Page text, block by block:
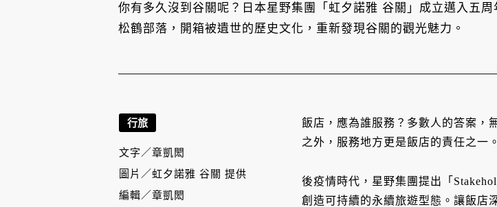
你有多久沒到谷關呢？日本星野集團「虹夕諾雅 谷關」成立邁入五
松鶴部落，開箱被遺世的歷史文化，重新發現谷關的觀光魅力。
飯店，應為誰服務？多數人的答案，
之外，服務地方更是飯店的責任之一。
後疫情時代，星野集團提出「
創造可持續的永續旅遊型態。讓飯
行旅
文字／章凱閎
圖片／ 虹夕諾雅 谷關 提供
編輯／章凱閎